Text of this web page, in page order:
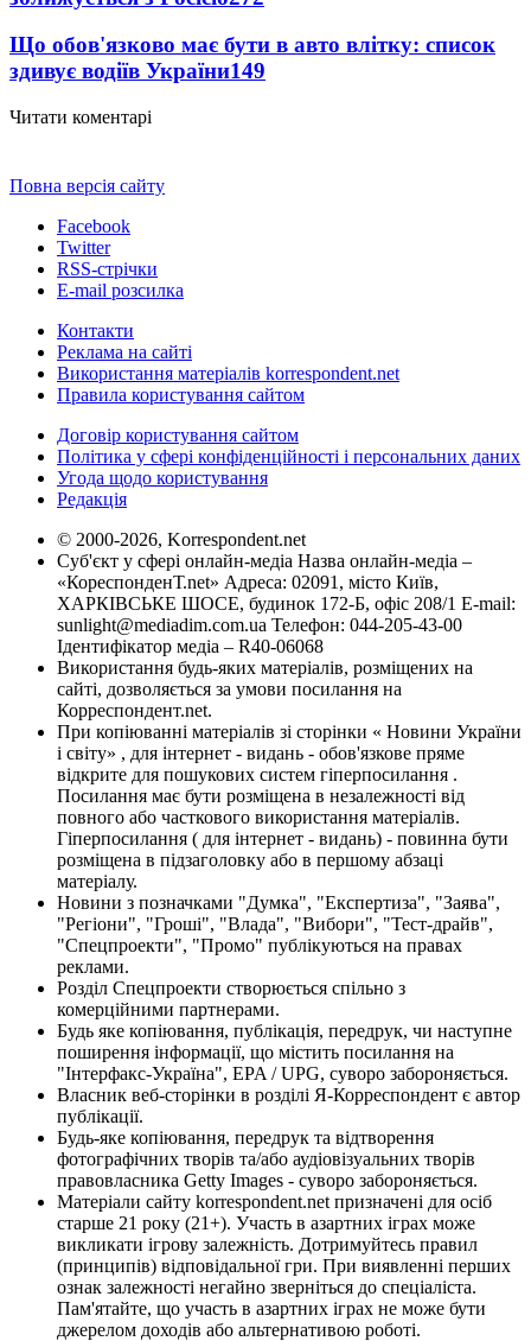
Що обов'язково має бути в авто влітку: список
здивує водіїв України149
Читати коментарі
Повна версія сайту
Facebook
Twitter
RSS-стрічки
E-mail розсилка
Контакти
Реклама на сайті
Використання матеріалів korrespondent.net
Правила користування сайтом
Договір користування сайтом
Політика у сфері конфіденційності і персональних даних
Угода щодо користування
Редакція
© 2000-2026, Korrespondent.net
Суб'єкт у сфері онлайн-медіа Назва онлайн-медіа –
«КореспонденТ.net» Адреса: 02091, місто Київ,
ХАРКІВСЬКЕ ШОСЕ, будинок 172-Б, офіс 208/1 E-mail:
sunlight@mediadim.com.ua Телефон: 044-205-43-00
Ідентифікатор медіа – R40-06068
Використання будь-яких матеріалів, розміщених на
сайті, дозволяється за умови посилання на
Корреспондент.net.
При копіюванні матеріалів зі сторінки « Новини України
і світу» , для інтернет - видань - обов'язкове пряме
відкрите для пошукових систем гіперпосилання .
Посилання має бути розміщена в незалежності від
повного або часткового використання матеріалів.
Гіперпосилання ( для інтернет - видань) - повинна бути
розміщена в підзаголовку або в першому абзаці
матеріалу.
Новини з позначками "Думка", "Експертиза", "Заява",
"Регіони", "Гроші", "Влада", "Вибори", "Тест-драйв",
"Спецпроекти", "Промо" публікуються на правах
реклами.
Розділ Спецпроекти створюється спільно з
комерційними партнерами.
Будь яке копіювання, публікація, передрук, чи наступне
поширення інформації, що містить посилання на
"Інтерфакс-Україна", EPA / UPG, суворо забороняється.
Власник веб-сторінки в розділі Я-Корреспондент є автор
публікації.
Будь-яке копіювання, передрук та відтворення
фотографічних творів та/або аудіовізуальних творів
правовласника Getty Images - суворо забороняється.
Матеріали сайту korrespondent.net призначені для осіб
старше 21 року (21+). Участь в азартних іграх може
викликати ігрову залежність. Дотримуйтесь правил
(принципів) відповідальної гри. При виявленні перших
ознак залежності негайно зверніться до спеціаліста.
Пам'ятайте, що участь в азартних іграх не може бути
джерелом доходів або альтернативою роботі.